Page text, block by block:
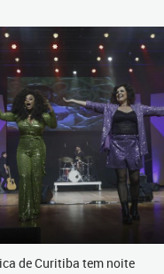
de Curitiba tem noite